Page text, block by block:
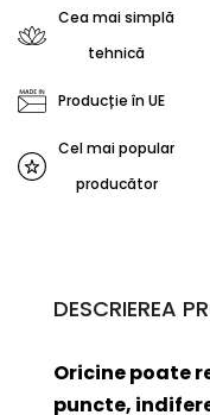
Cea mai simplă
tehnică
Producție în UE
Cel mai popular
producător
DESCRIEREA
Oricine poate
puncte,